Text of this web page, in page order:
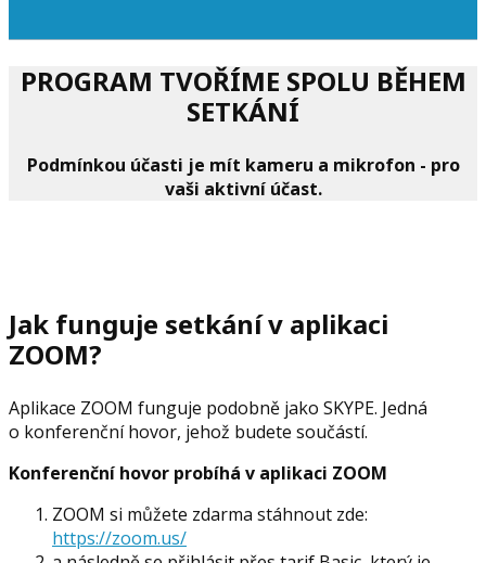
PROGRAM TVOŘÍME SPOLU BĚHEM
SETKÁNÍ
Podmínkou účasti je mít kameru a mikrofon - pro
vaši aktivní účast.
Jak funguje setkání v aplikaci
ZOOM?
Aplikace ZOOM funguje podobně jako SKYPE. Jedná
o konferenční hovor, jehož budete součástí.
Konferenční hovor probíhá v aplikaci ZOOM
ZOOM si můžete zdarma stáhnout zde:
https://zoom.us/